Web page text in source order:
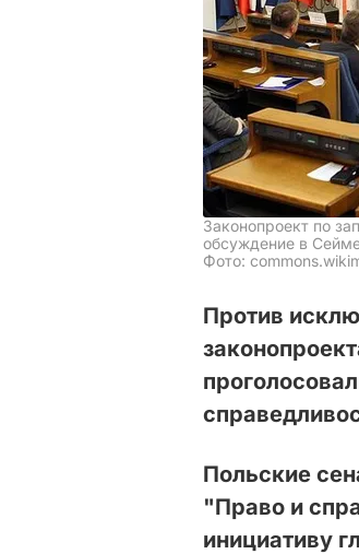
Законопроект по
обсуждение в
Фото:
Против
Польские
"Право и
инициативу